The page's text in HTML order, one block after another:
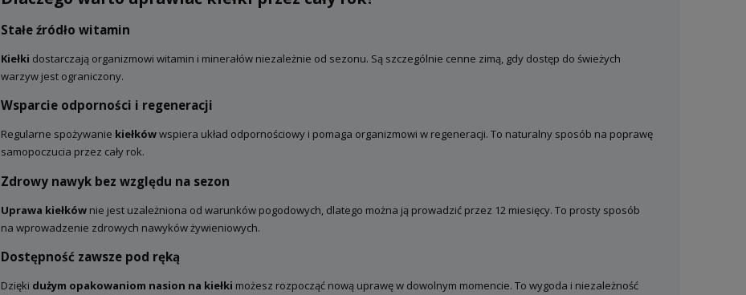
105,00 zł
Cena regularna: 139,00 zł
Najniższa cena:139,00 zł
DO KOSZYKA
Stałe źródło witamin
Kiełki dostarczają organizmowi witamin i minerałów niezależnie od sezonu. Są szczególnie cenne zimą, gdy dostęp do świeżych
warzyw jest ograniczony.
Wsparcie odporności i regeneracji
Regularne spożywanie kiełkówwspiera układ odpornościowy i pomaga organizmowi w regeneracji. To naturalny sposób na poprawę
samopoczucia przez cały rok.
Zdrowy nawyk bez względu na sezon
Uprawa kiełków nie jest uzależniona od warunków pogodowych, dlatego można ją prowadzić przez 12 miesięcy. To prosty sposób
na wprowadzenie zdrowych nawyków żywieniowych.
Dostępność zawsze pod ręką
Dzięki dużym opakowaniom nasion na kiełki możesz rozpocząć nową uprawę w dowolnym momencie. To wygoda i niezależność